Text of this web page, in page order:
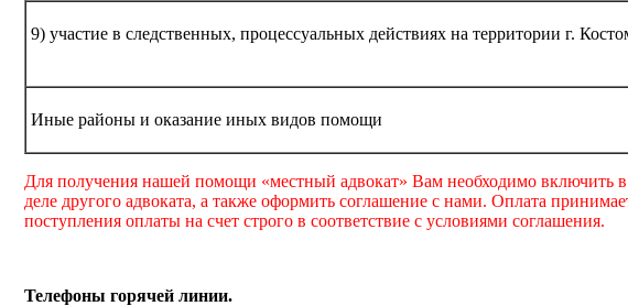
9) участие в следственных, процессуальных действиях на территории г.
Иные районы и оказание иных видов помощи
Для получения нашей помощи «местный адвокат» Вам необходимо включить
деле другого адвоката, а также оформить соглашение с нами. Оплата
поступления оплаты на счет строго в соответствие с условиями соглашения.
Телефоны горячей линии.